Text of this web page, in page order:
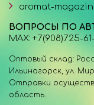
aromat-
ВОПРОСЫ ПО
MAX: +7(908)725-
Оптовый склад:
Ильиногорск, ул.
Отправки
область.